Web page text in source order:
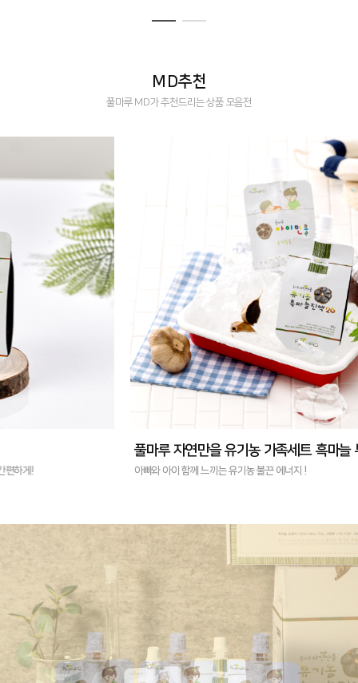
MD추천
풀마루 MD가 추천드리는 상품 모음전
풀마루 자연만을 유기농 가족세트 흑마늘 부자세트
아빠와 아이 함께 느끼는 유기농 불끈 에너지 !
풀